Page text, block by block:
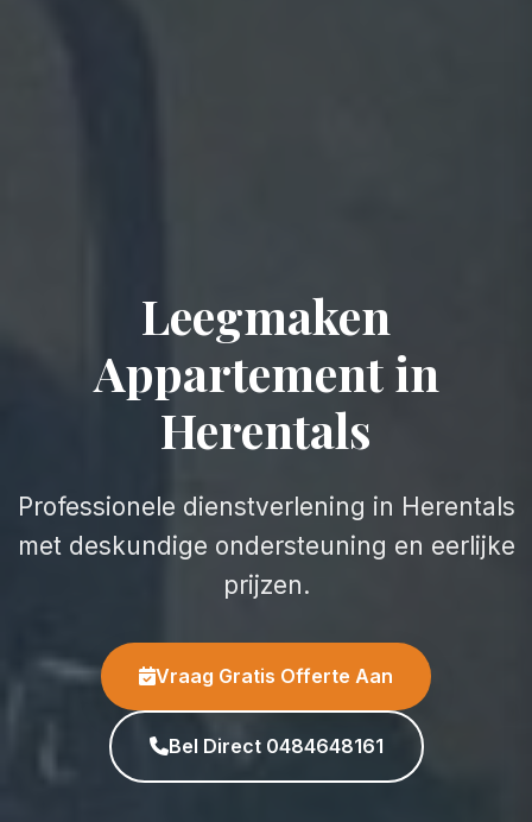
Leegmaken
Appartement in
Herentals
Professionele dienstverlening in Herentals
met deskundige ondersteuning en eerlijke
prijzen.
Vraag Gratis Offerte Aan
Bel Direct 0484648161